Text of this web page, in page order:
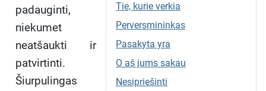
Tie, kurie verkia
Perversmininkas
Pasakyta yra
O aš jums sakau
Nesipriešinti
padauginti,
niekumet
neatšaukti ir
patvirtinti.
Šiurpulingas